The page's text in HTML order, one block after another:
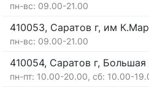
пн-вс: 09.00-21.00
410053, Саратов г, им
пн-вс: 09.00-21.00
410054, Саратов г,
пн-пт: 10.00-20.00, сб: 10.00-